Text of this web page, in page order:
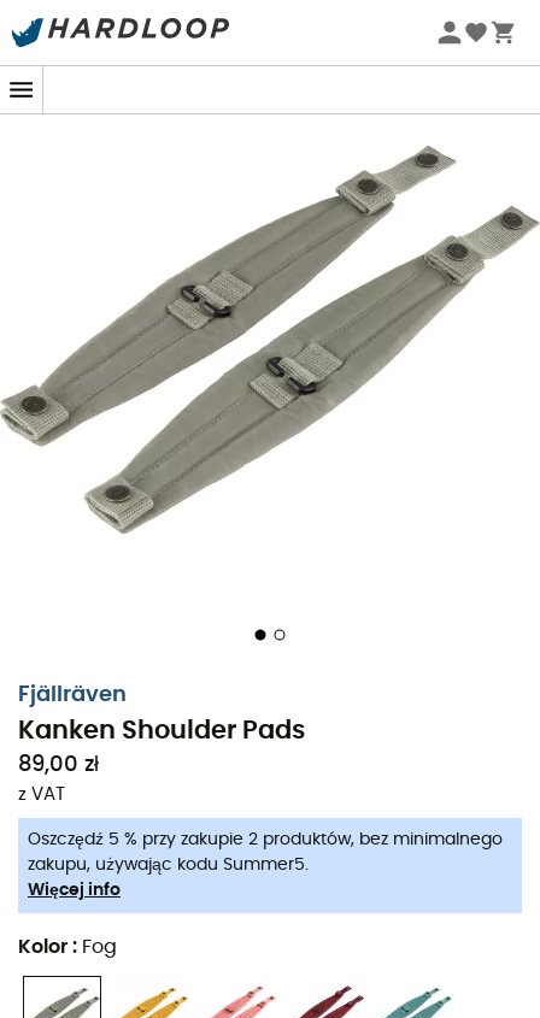
Letnie promocje 🔥 -5% DODATKOWO przy zakupie 2
Fjällräven
Kanken Shoulder Pads
89,00 zł
z VAT
Oszczędź 5 % przy zakupie 2 produktów, bez minimalnego
zakupu, używając kodu Summer5.
Więcej info
Kolor : Fog